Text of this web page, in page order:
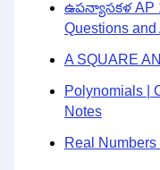
ఉపన్యాసకళ AP
Questions and
A SQUARE
Polynomials |
Notes
Real